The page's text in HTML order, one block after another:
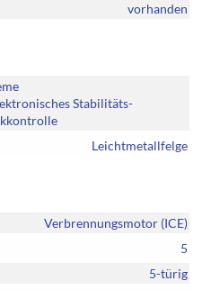
vorhanden
Stabilitäts-
Leichtmetallfelge
Verbrennungsmotor (ICE)
5
5-türig